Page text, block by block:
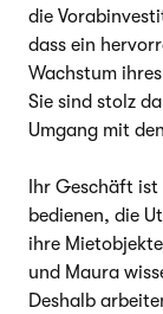
die
dass ein
Wachstum
Sie sind stolz
Umgang mit
Ihr Geschäft
bedienen, die
ihre
und Maura
Deshalb